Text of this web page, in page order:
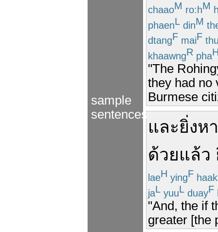
sample
sentences
chaaoM ro:hM
phaenL dinM
dtangF maiF
khaawngR pha
"The
they had no
Burmese
และยิ่งห
ด้วยแล้ว
laeH yingF haak
jaL yuuL duayF
"And, the if
greater [the